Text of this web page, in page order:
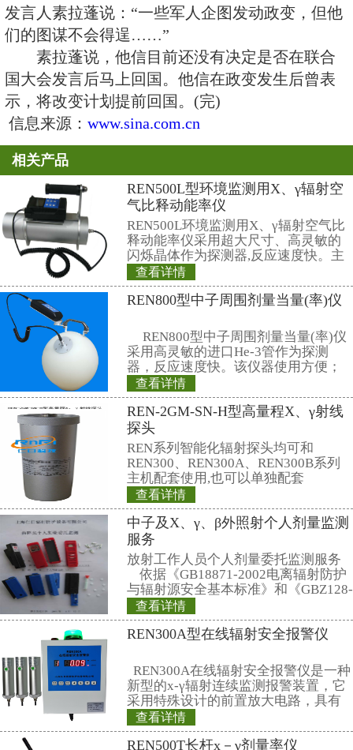
路口处看到，数十辆坦克和装甲车
完全包围。在由陆军控制的电视5
和编辑都被撤离，由军方技术人员
布有关政变的公告。另外几家泰国
广播电台也被委员会控制。
从宣布接管政权时起，政变军
视台和电台反复要求民众给予合
安定。
在政变发生前不久，他信通过
的电视9台发表讲话，宣布全国进
说，决定宣布国家进入紧急状态的
势不稳。但是，在几分钟后，他
途被切断。
与他信一起参加联合国大会的
发言人素拉蓬说：“一些军人企图
们的图谋不会得逞……”
素拉蓬说，他信目前还没有决
国大会发言后马上回国。他信在政
示，将改变计划提前回国。(完)
信息来源：
www.sina.com.cn
相关产品
REN500L型环境
气比释动能率仪